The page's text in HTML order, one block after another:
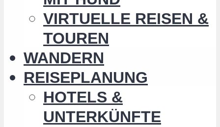
VIRTUELLE REISEN &
TOUREN
WANDERN
REISEPLANUNG
HOTELS &
UNTERKÜNFTE